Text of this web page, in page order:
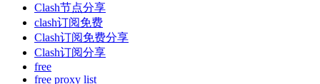
Clash节点分享
clash订阅免费
Clash订阅免费分享
Clash订阅分享
free
free proxy list